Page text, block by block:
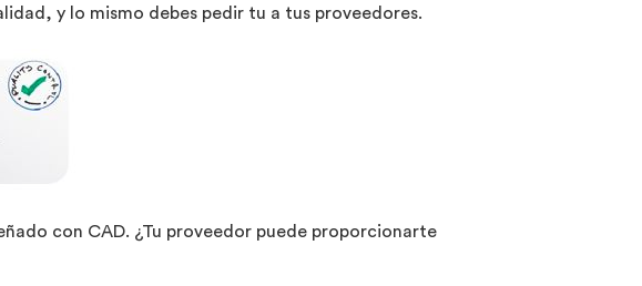
y lo mismo debes pedir tu a tus proveedores.
con CAD. ¿Tu proveedor puede proporcionarte